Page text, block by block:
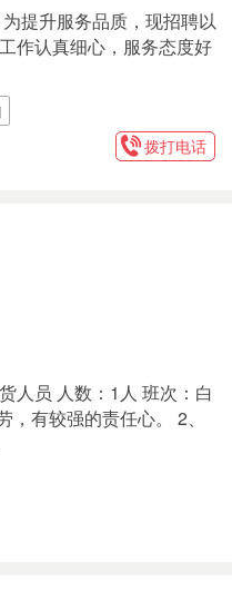
提升服务品质，现招聘以
作认真细心，服务态度好
拨打电话
人员 人数：1人 班次：白
有较强的责任心。 2、